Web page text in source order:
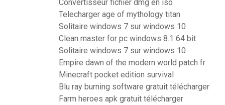
Convertisseur fichier dmg en iso
Telecharger age of mythology titan
Solitaire windows 7 sur windows 10
Clean master for pc windows 8.1 64 bit
Solitaire windows 7 sur windows 10
Empire dawn of the modern world patch fr
Minecraft pocket edition survival
Blu ray burning software gratuit télécharger
Farm heroes apk gratuit télécharger